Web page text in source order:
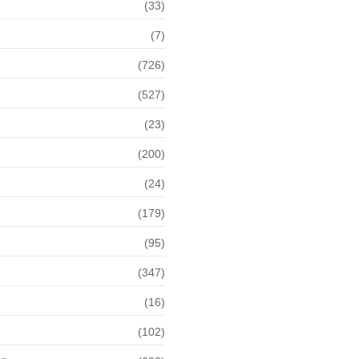
(33)
(7)
(726)
(527)
(23)
(200)
(24)
(179)
(95)
(347)
(16)
(102)